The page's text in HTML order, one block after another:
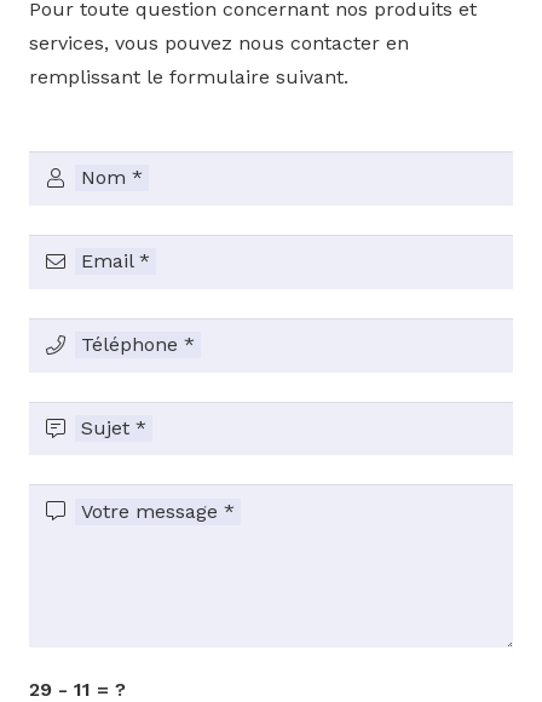
Pour toute question concernant nos produits et
services, vous pouvez nous contacter en
remplissant le formulaire suivant.
Nom *
Email *
Téléphone *
Sujet *
Votre message *
29 - 11 = ?